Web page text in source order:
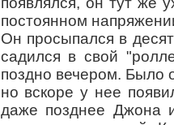
постоянном
Он просыпался в
садился в свой
поздно вечером. Было
но вскоре у нее
даже позднее Джона